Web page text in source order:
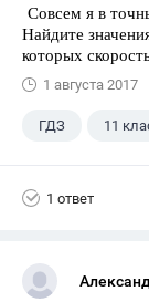
Совсем я в
Найдите
которых
1 августа 2017
ГДЗ 11
1 ответ